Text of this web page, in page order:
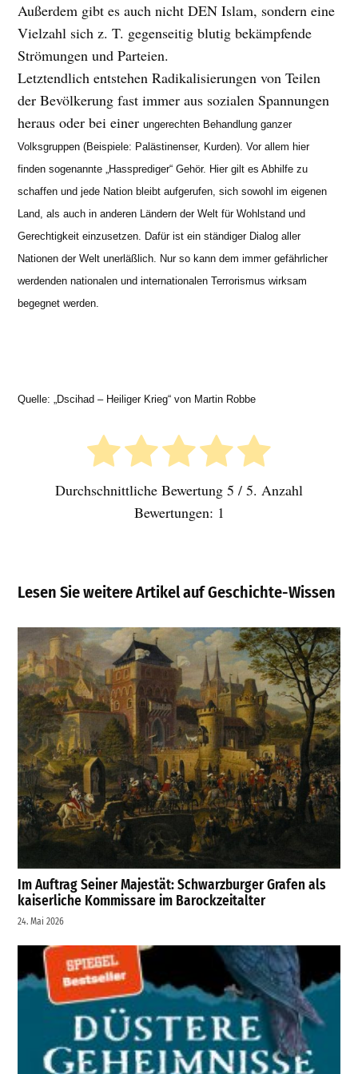
Außerdem gibt es auch nicht DEN Islam, sondern eine
Vielzahl sich z. T. gegenseitig blutig bekämpfende
Strömungen und Parteien.
Letztendlich entstehen Radikalisierungen von Teilen
der Bevölkerung fast immer aus sozialen Spannungen
heraus oder bei einerungerechten Behandlung ganzer
Volksgruppen (Beispiele: Palästinenser, Kurden). Vor allem hier
finden sogenannte „Hassprediger“ Gehör. Hier gilt es Abhilfe zu
schaffen und jede Nation bleibt aufgerufen, sich sowohl im eigenen
Land, als auch in anderen Ländern der Welt für Wohlstand und
Gerechtigkeit einzusetzen. Dafür ist ein ständiger Dialog aller
Nationen der Welt unerläßlich. Nur so kann dem immer gefährlicher
werdenden nationalen und internationalen Terrorismus wirksam
begegnet werden.
Quelle: „Dscihad – Heiliger Krieg“ von Martin Robbe
Durchschnittliche Bewertung 5 / 5. Anzahl
Bewertungen: 1
Lesen Sie weitere Artikel auf Geschichte-Wissen
Im Auftrag Seiner Majestät: Schwarzburger Grafen als
kaiserliche Kommissare im Barockzeitalter
24. Mai 2026